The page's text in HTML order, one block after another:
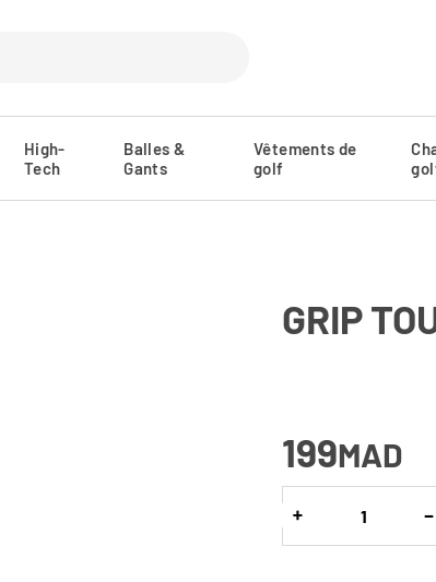
High-
Tech
Balles &
Gants
Vêtements de
golf
GRIP
199MAD